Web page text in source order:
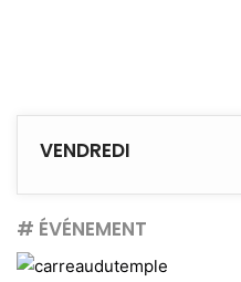
VENDREDI
# ÉVÉNEMENT